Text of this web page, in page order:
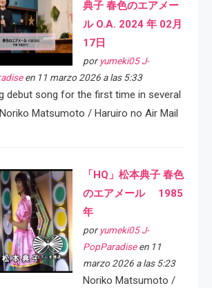
典子 春色のエアメー
ル O.A. 2024 年 02月
17日
por yumeki05 J-
en 11 marzo 2026 a las 5:33
debut song for the first time in several
Matsumoto / Haruiro no Air Mail
「HQ」松本典子 春色
のエアメール 1985
年
por yumeki05 J-
PopParadiseen 11
marzo 2026 a las 5:23
Noriko Matsumoto /